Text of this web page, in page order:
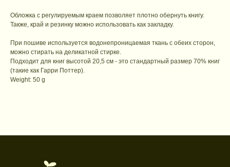
Обложка с регулируемым краем позволяет плотно обернуть книгу.
Также, край и резинку можно использовать как закладку.
При пошиве используется водонепроницаемая ткань с обеих сторон,
можно стирать на деликатной стирке.
Подходит для книг высотой 20,5 см - это стандартный размер 70% книг
(такие как Гарри Поттер).
Weight: 50 g